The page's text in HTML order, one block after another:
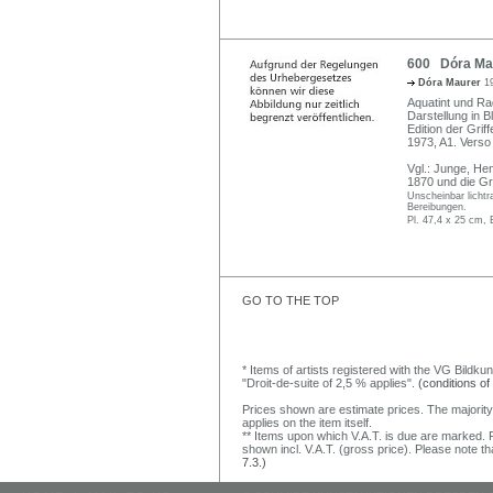
600 Dóra
Dóra Maurer
Aquatint und
Darstellung in
Edition der
1973, A1.
Vgl.: Junge,
1870 und die
Unscheinbar
Bereibungen.
Pl. 47,4 x 25 cm,
GO TO THE TOP
* Items of artists registered with the VG
"Droit-de-suite of 2,5 % applies". (conditions of
Prices shown are estimate prices. The
applies on the item itself.
** Items upon which V.A.T. is due are
shown incl. V.A.T. (gross price). Please note
7.3.)